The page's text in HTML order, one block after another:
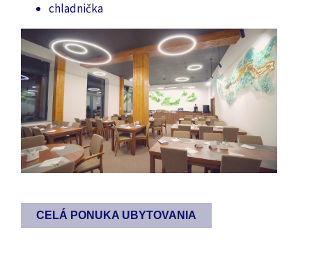
chladnička
CELÁ PONUKA UBYTOVANIA